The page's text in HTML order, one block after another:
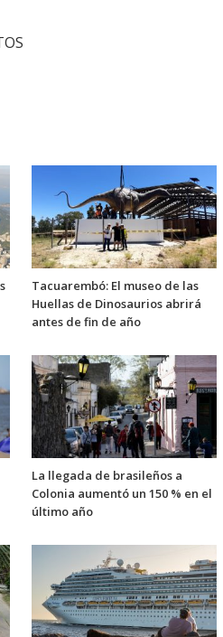
Tacuarembó: El museo de las
Huellas de Dinosaurios abrirá
antes de fin de año
La llegada de brasileños a
Colonia aumentó un 150 % en el
último año